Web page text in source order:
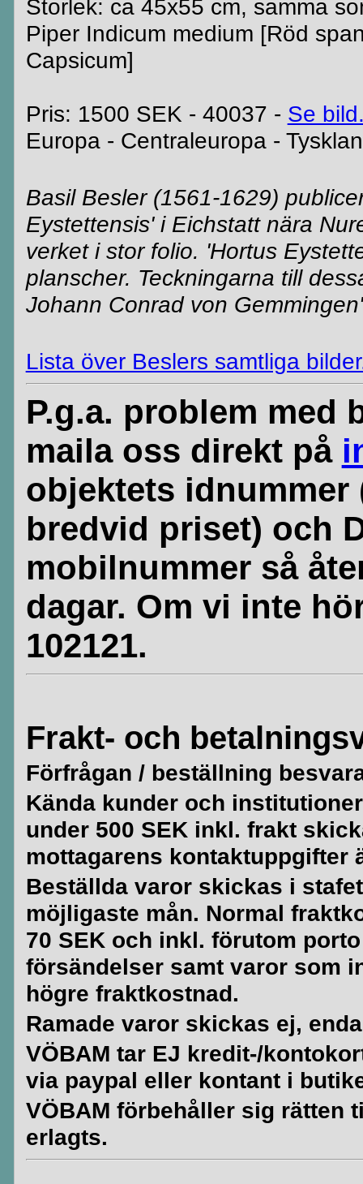
Storlek: ca 45x55 cm, samma
Piper Indicum medium [Röd
Capsicum]
Pris: 1500 SEK - 40037 - Se
Europa - Centraleuropa -
Basil Besler (1561-1629)
Eystettensis' i Eichstatt nära
verket i stor folio. 'Hortus
planscher. Teckningarna till
Johann Conrad von
Lista över Beslers samtliga
P.g.a. problem med
maila oss direkt på
objektets
bredvid priset) och
mobilnummer så
dagar. Om vi inte
102121.
Frakt- och
Förfrågan / beställning
Kända kunder och
under 500 SEK inkl. frakt
mottagarens kontaktuppgifter
Beställda varor skickas i
möjligaste mån. Normal
70 SEK och inkl. förutom
försändelser samt varor som
högre fraktkostnad.
Ramade varor skickas ej,
VÖBAM tar EJ kredit-/
via paypal eller kontant i
VÖBAM förbehåller sig rätten
erlagts.